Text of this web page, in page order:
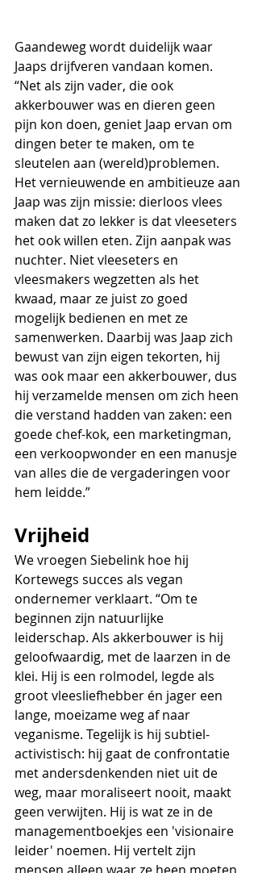
Gaandeweg wordt duidelijk waar
Jaaps drijfveren vandaan komen.
“Net als zijn vader, die ook
akkerbouwer was en dieren geen
pijn kon doen, geniet Jaap ervan om
dingen beter te maken, om te
sleutelen aan (wereld)problemen.
Het vernieuwende en ambitieuze aan
Jaap was zijn missie: dierloos vlees
maken dat zo lekker is dat vleeseters
het ook willen eten. Zijn aanpak was
nuchter. Niet vleeseters en
vleesmakers wegzetten als het
kwaad, maar ze juist zo goed
mogelijk bedienen en met ze
samenwerken. Daarbij was Jaap zich
bewust van zijn eigen tekorten, hij
was ook maar een akkerbouwer, dus
hij verzamelde mensen om zich heen
die verstand hadden van zaken: een
goede chef-kok, een marketingman,
een verkoopwonder en een manusje
van alles die de vergaderingen voor
hem leidde.”
Vrijheid
We vroegen Siebelink hoe hij
Kortewegs succes als vegan
ondernemer verklaart. “Om te
beginnen zijn natuurlijke
leiderschap. Als akkerbouwer is hij
geloofwaardig, met de laarzen in de
klei. Hij is een rolmodel, legde als
groot vleesliefhebber én jager een
lange, moeizame weg af naar
veganisme. Tegelijk is hij subtiel-
activistisch: hij gaat de confrontatie
met andersdenkenden niet uit de
weg, maar moraliseert nooit, maakt
geen verwijten. Hij is wat ze in de
managementboekjes een 'visionaire
leider' noemen. Hij vertelt zijn